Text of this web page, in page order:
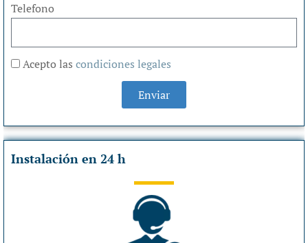
Telefono
Acepto las condiciones legales
Enviar
Instalación en 24 h